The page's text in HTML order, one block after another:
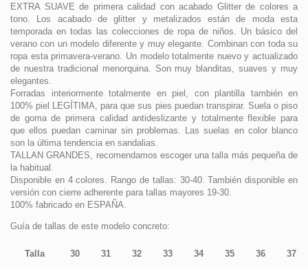
EXTRA SUAVE de primera calidad con acabado Glitter de colores a
tono. Los acabado de glitter y metalizados están de moda esta
temporada en todas las colecciones de ropa de niños. Un básico del
verano con un modelo diferente y muy elegante. Combinan con toda su
ropa esta primavera-verano. Un modelo totalmente nuevo y actualizado
de nuestra tradicional menorquina. Son muy blanditas, suaves y muy
elegantes.
Forradas interiormente totalmente en piel, con plantilla también en
100% piel LEGÍTIMA, para que sus pies puedan transpirar. Suela o piso
de goma de primera calidad antideslizante y totalmente flexible para
que ellos puedan caminar sin problemas. Las suelas en color blanco
son la última tendencia en sandalias.
TALLAN GRANDES, recomendamos escoger una talla más pequeña de
la habitual.
Disponible en 4 colores. Rango de tallas: 30-40. También disponible en
versión con cierre adherente para tallas mayores 19-30.
100% fabricado en ESPAÑA.
Guía de tallas de este modelo concreto:
Talla 30 31 32 33 34 35 36 37